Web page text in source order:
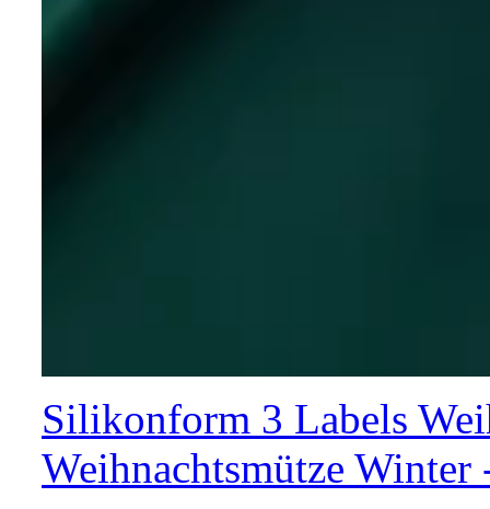
Silikonform 3 Labels
Weihnachtsmütze Winter